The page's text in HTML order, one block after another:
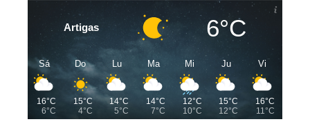
Artigas 6°C
Sá
16°C
6°C
Do
15°C
4°C
Lu
14°C
5°C
Ma
14°C
7°C
Mi
12°C
10°C
Ju
15°C
12°C
Vi
16°C
11°C